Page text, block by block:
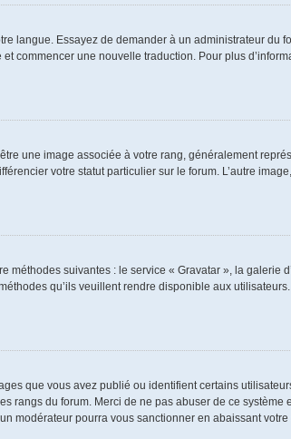
langue. Essayez de demander à un administrateur du
commencer une nouvelle traduction. Pour plus
une image associée à votre rang, généralement
votre statut particulier sur le forum. L’autre
suivantes : le service « Gravatar », la galerie
qu’ils veuillent rendre disponible aux
que vous avez publié ou identifient certains
rangs du forum. Merci de ne pas abuser de ce
modérateur pourra vous sanctionner en abaissant